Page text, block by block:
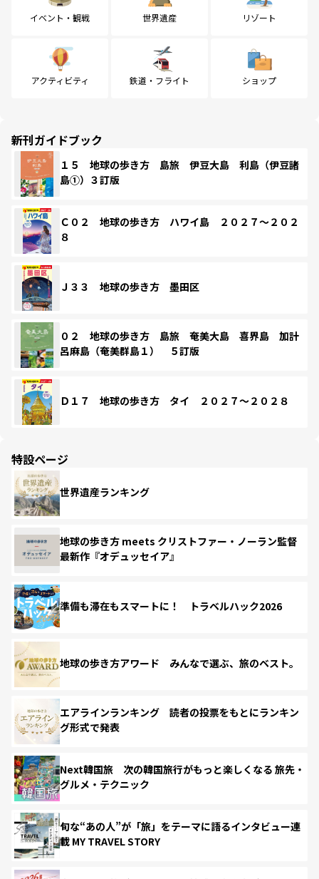
イベント・観戦 世界遺産 リゾート
アクティビティ 鉄道・フライト ショップ
新刊ガイドブック
１５ 地球の歩き方 島旅 伊豆大島 利島（伊豆諸
島①）３訂版
Ｃ０２ 地球の歩き方 ハワイ島 ２０２７～２０２
８
Ｊ３３ 地球の歩き方 墨田区
０２ 地球の歩き方 島旅 奄美大島 喜界島 加計
呂麻島（奄美群島１） ５訂版
Ｄ１７ 地球の歩き方 タイ ２０２７～２０２８
特設ページ
世界遺産ランキング
地球の歩き方 meets クリストファー・ノーラン監督
最新作『オデュッセイア』
準備も滞在もスマートに！ トラベルハック2026
地球の歩き方アワード みんなで選ぶ、旅のベスト。
エアラインランキング 読者の投票をもとにランキン
グ形式で発表
Next韓国旅 次の韓国旅行がもっと楽しくなる 旅先・
グルメ・テクニック
旬な“あの人”が「旅」をテーマに語るインタビュー連
載 MY TRAVEL STORY